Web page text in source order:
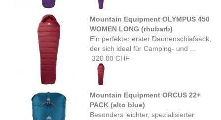
Mountain Equipment OLYMPUS 450
WOMEN LONG (rhubarb)
Ein perfekter erster Daunenschlafsack,
der sich ideal für Camping- und ...
320.00 CHF
Mountain Equipment ORCUS 22+
PACK (alto blue)
Besonders leichter, spezialisierter